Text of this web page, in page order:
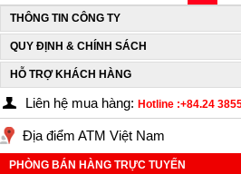
THÔNG TIN CÔNG TY
QUY ĐỊNH & CHÍNH SÁCH
HỖ TRỢ KHÁCH HÀNG
Liên hệ mua hàng: Hotline :+84.24
Địa điểm ATM Việt Nam
PHÒNG BÁN HÀNG TRỰC TUYẾN